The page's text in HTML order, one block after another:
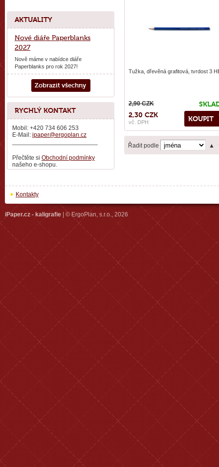
Tužka, dřevěná grafitová, tvrdost 3
KOUPIT
2,90 CZK
2,30 CZK
vč. DPH
Řadit podle ▲
AKTUALITY
Nové diáře Paperblanks
2027
Nově máme v nabídce diáře
Paperblanks pro rok 2027!
Zobrazit všechny
RYCHLÝ KONTAKT
Mobil: +420 734 606 253
E-Mail: ipaper@ergoplan.cz
Přečtěte si Obchodní podmínky
našeho e-shopu.
Kontakty
iPaper.cz - kaligrafie | © ErgoPlan, s.r.o., 2026